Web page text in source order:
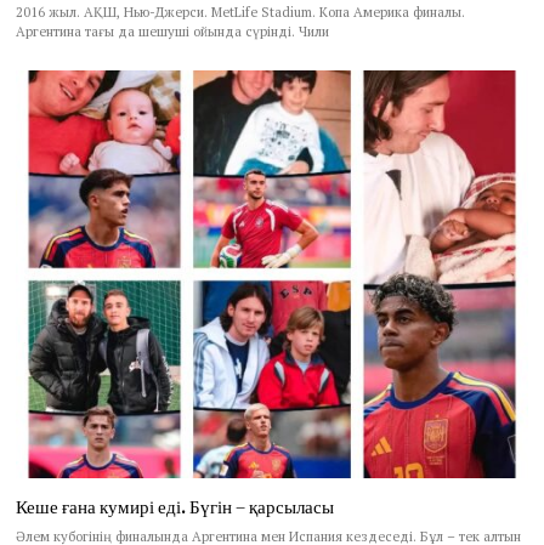
2016 жыл. АҚШ, Нью-Джерси. MetLife Stadium. Копа Америка финалы.
Аргентина тағы да шешуші ойында сүрінді. Чили
Кеше ғана кумирі еді. Бүгін – қарсыласы
Әлем кубогінің финалында Аргентина мен Испания кездеседі. Бұл – тек алтын